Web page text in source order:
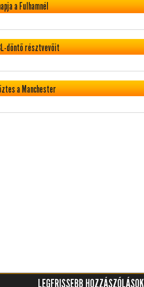
a Fulhamnél
BL-döntő résztvevőit
a Manchester
LEGFRISSEBB HOZZÁSZÓLÁSOK